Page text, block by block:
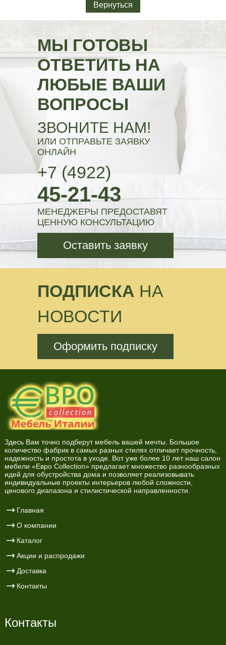
Вернуться
МЫ ГОТОВЫ
ОТВЕТИТЬ НА
ЛЮБЫЕ ВАШИ
ВОПРОСЫ
ЗВОНИТЕ НАМ!
ИЛИ ОТПРАВЬТЕ ЗАЯВКУ
ОНЛАЙН
+7 (4922)
45-21-43
МЕНЕДЖЕРЫ ПРЕДОСТАВЯТ
ЦЕННУЮ КОНСУЛЬТАЦИЮ
Оставить заявку
ПОДПИСКА НА
НОВОСТИ
Оформить подписку
Здесь Вам точно подберут мебель вашей мечты. Большое
количество фабрик в самых разных стилях отличает прочность,
надежность и простота в уходе. Вот уже более 10 лет наш салон
мебели «Евро Collection» предлагает множество разнообразных
идей для обустройства дома и позволяет реализовывать
индивидуальные проекты интерьеров любой сложности,
ценового диапазона и стилистической направленности.
Главная
О компании
Каталог
Акции и распродажи
Доставка
Контакты
Контакты